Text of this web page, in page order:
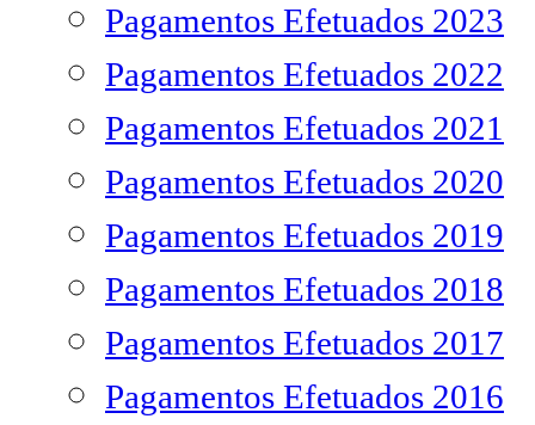
Pagamentos Efetuados 2023
Pagamentos Efetuados 2022
Pagamentos Efetuados 2021
Pagamentos Efetuados 2020
Pagamentos Efetuados 2019
Pagamentos Efetuados 2018
Pagamentos Efetuados 2017
Pagamentos Efetuados 2016